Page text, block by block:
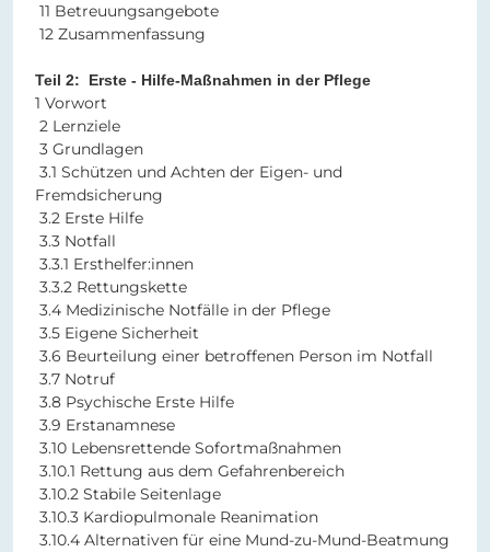
11 Betreuungsangebote
12 Zusammenfassung
Teil 2: Erste - Hilfe-Maßnahmen in der Pflege
1 Vorwort
2 Lernziele
3 Grundlagen
3.1 Schützen und Achten der Eigen- und
Fremdsicherung
3.2 Erste Hilfe
3.3 Notfall
3.3.1 Ersthelfer:innen
3.3.2 Rettungskette
3.4 Medizinische Notfälle in der Pflege
3.5 Eigene Sicherheit
3.6 Beurteilung einer betroffenen Person im Notfall
3.7 Notruf
3.8 Psychische Erste Hilfe
3.9 Erstanamnese
3.10 Lebensrettende Sofortmaßnahmen
3.10.1 Rettung aus dem Gefahrenbereich
3.10.2 Stabile Seitenlage
3.10.3 Kardiopulmonale Reanimation
3.10.4 Alternativen für eine Mund-zu-Mund-Beatmung